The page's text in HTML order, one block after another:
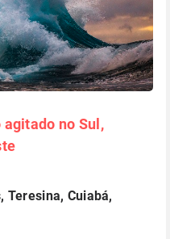
no Sul,
Teresina, Cuiabá,